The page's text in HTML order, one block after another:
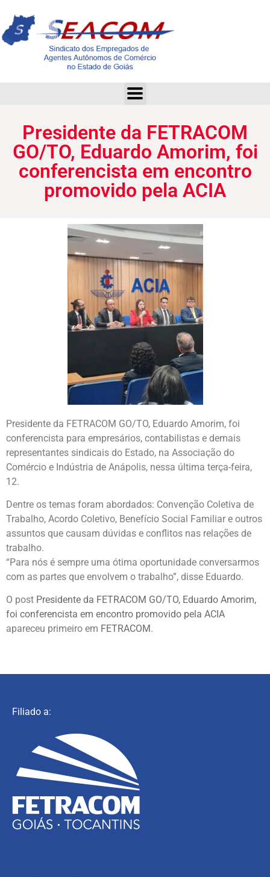
Presidente da FETRACOM
GO/TO, Eduardo Amorim, foi
conferencista em encontro
promovido pela ACIA
Presidente da FETRACOM GO/TO, Eduardo Amorim, foi
conferencista para empresários, contabilistas e demais
representantes sindicais do Estado, na Associação do
Comércio e Indústria de Anápolis, nessa última terça-feira,
12.
Dentre os temas foram abordados: Convenção Coletiva de
Trabalho, Acordo Coletivo, Benefício Social Familiar e outros
assuntos que causam dúvidas e conflitos nas relações de
trabalho.
“Para nós é sempre uma ótima oportunidade conversarmos
com as partes que envolvem o trabalho”, disse Eduardo.
O post Presidente da FETRACOM GO/TO, Eduardo Amorim,
foi conferencista em encontro promovido pela ACIA
apareceu primeiro em FETRACOM.
Filiado a: